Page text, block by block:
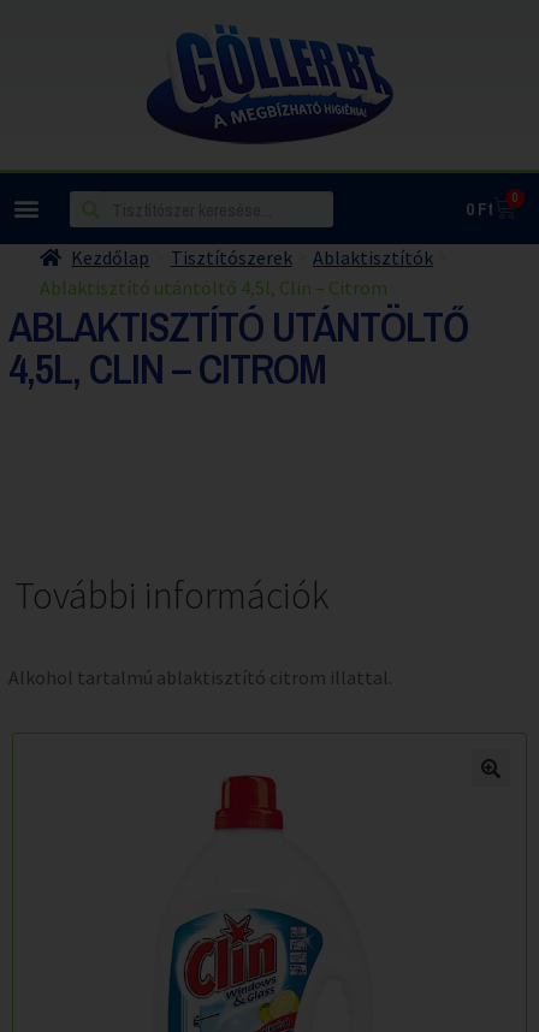
0Ft 0
Kezdőlap Tisztítószerek
Ablaktisztítók
Ablaktisztító utántöltő 4,5l, Clin – Citrom
ABLAKTISZTÍTÓ UTÁNTÖLTŐ
4,5L, CLIN – CITROM
További információk
Alkohol tartalmú ablaktisztító citrom illattal.